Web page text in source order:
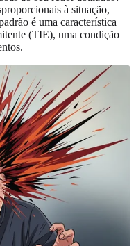
à situação,
é uma característica
(TIE), uma condição